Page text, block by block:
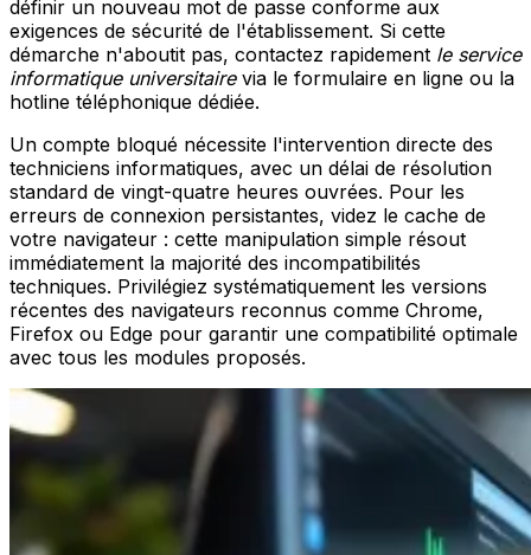
définir un nouveau mot de passe conforme aux
exigences de sécurité de l'établissement. Si cette
démarche n'aboutit pas, contactez rapidement le service
informatique universitairevia le formulaire en ligne ou la
hotline téléphonique dédiée.
Un compte bloqué nécessite l'intervention directe des
techniciens informatiques, avec un délai de résolution
standard de vingt-quatre heures ouvrées. Pour les
erreurs de connexion persistantes, videz le cache de
votre navigateur : cette manipulation simple résout
immédiatement la majorité des incompatibilités
techniques. Privilégiez systématiquement les versions
récentes des navigateurs reconnus comme Chrome,
Firefox ou Edge pour garantir une compatibilité optimale
avec tous les modules proposés.